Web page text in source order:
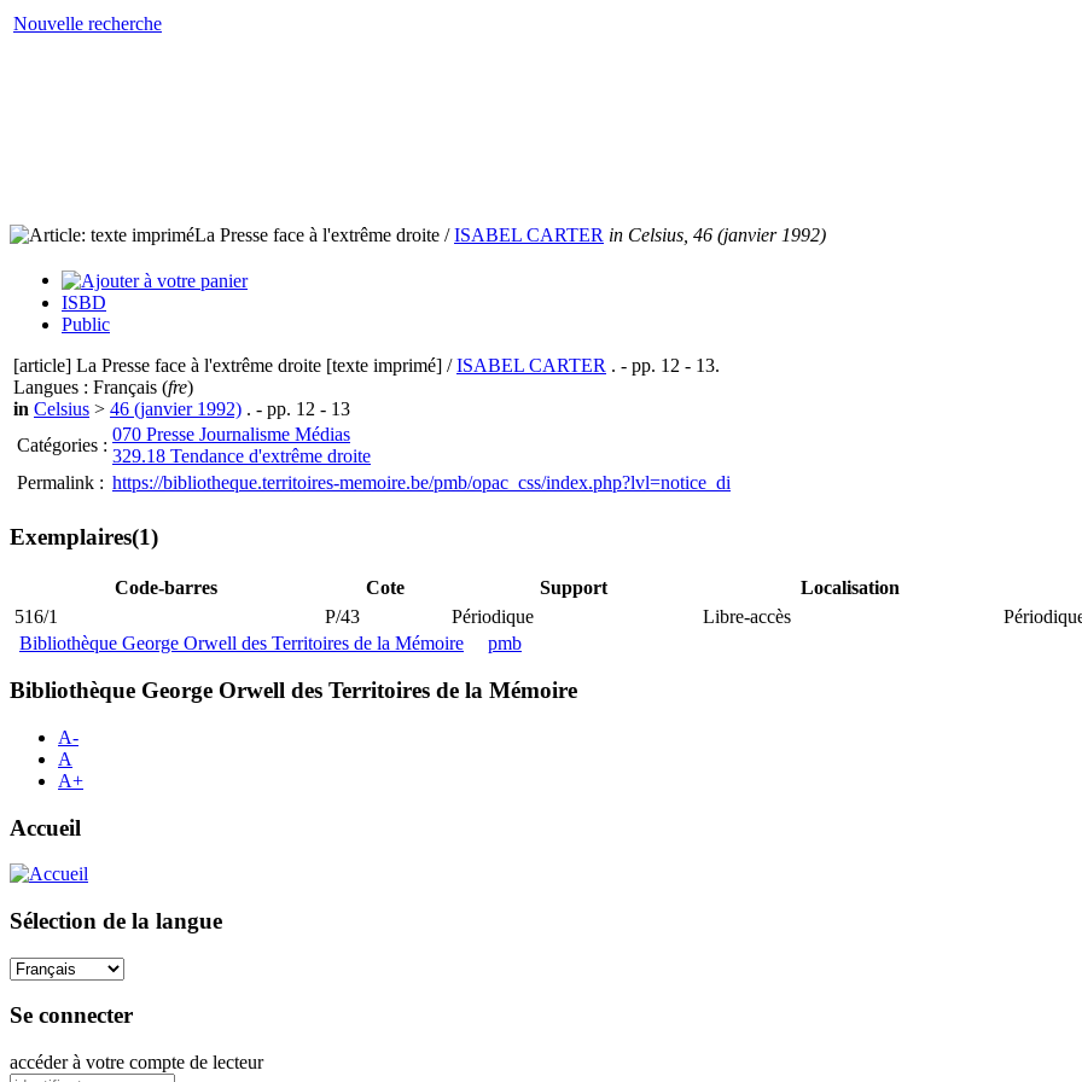
Nouvelle recherche
La Presse face à l'extrême droite /ISABEL CARTER in Celsius, 46 (janvier 1992)
ISBD
Public
[article] La Presse face à l'extrême droite [texte imprimé] /ISABEL CARTER . - pp. 12 - 13.
Langues : Français (fre)
in Celsius > 46 (janvier 1992) . - pp. 12 - 13
Catégories :
070 Presse Journalisme Médias
329.18 Tendance d'extrême droite
Permalink : https://bibliotheque.territoires-memoire.be/pmb/opac_css/index.php?lvl=notice_di
Exemplaires(1)
Code-barres Cote Support
Localisation
516/1
P/43 Périodique Libre-accès
Bibliothèque George Orwell des Territoires de la Mémoire
pmb
Bibliothèque George Orwell des Territoires de la Mémoire
A-
A
A+
Accueil
Sélection de la langue
Se connecter
accéder à votre compte de lecteur